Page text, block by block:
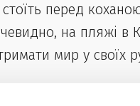
стоїть перед
на пляжі в
мир у своїх